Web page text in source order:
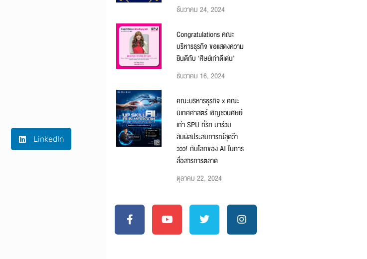
LinkedIn
ธันวาคม 24, 2024
Congratulations คณะ
บริหารธุรกิจ ขอแสดงความ
ยินดีกับ ‘ศิษย์เก่าดีเด่น’
ธันวาคม 16, 2024
คณะบริหารธุรกิจ x คณะ
นิเทศศาสตร์ เชิญชวนศิษย์
เก่า SPU ที่รัก มาร่วม
สัมผัสประสบการณ์สุดว้า
ววว! กับโลกของ AI ในการ
สื่อสารการตลาด
ตุลาคม 22, 2024